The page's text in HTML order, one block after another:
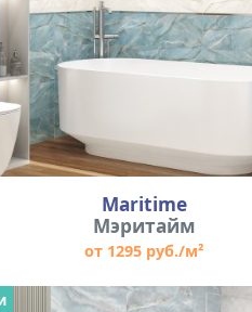
Maritime
Мэритайм
от 1295 руб./м²